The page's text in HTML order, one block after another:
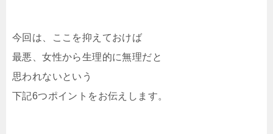
今回は、ここを抑えておけば
最悪、女性から生理的に無理だと
思われないという
下記6つポイントをお伝えします。